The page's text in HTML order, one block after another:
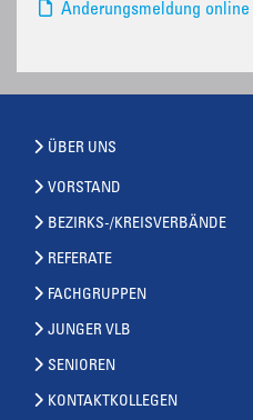
Änderungsmeldung online
ÜBER UNS
VORSTAND
BEZIRKS-/KREISVERBÄNDE
REFERATE
FACHGRUPPEN
JUNGER VLB
SENIOREN
KONTAKTKOLLEGEN